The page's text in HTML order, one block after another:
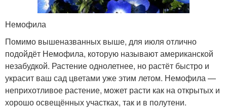
Немофила
Помимо вышеназванных выше, для июля отлично
подойдёт Немофила, которую называют американской
незабудкой. Растение однолетнее, но растёт быстро и
украсит ваш сад цветами уже этим летом. Немофила —
неприхотливое растение, может расти как на открытых и
хорошо освещённых участках, так и в полутени.